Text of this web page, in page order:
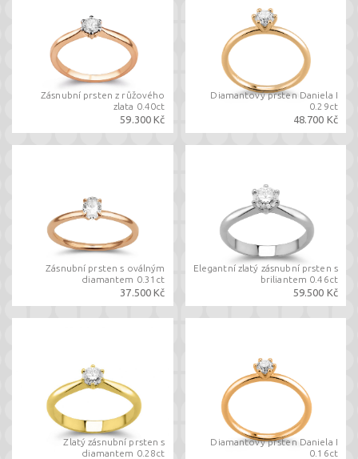
Zásnubní prsten z růžového
zlata 0.40ct
59.300 Kč
Diamantový prsten Daniela I
0.29ct
48.700 Kč
Zásnubní prsten s oválným
diamantem 0.31ct
37.500 Kč
Elegantní zlatý zásnubní prsten s
briliantem 0.46ct
59.500 Kč
Zlatý zásnubní prsten s
diamantem 0.28ct
Diamantový prsten Daniela I
0.16ct